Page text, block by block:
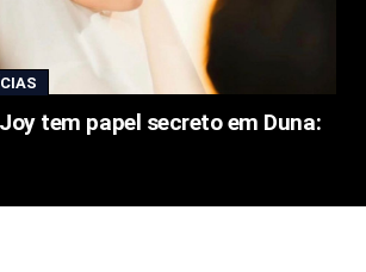
tem papel secreto em Duna: